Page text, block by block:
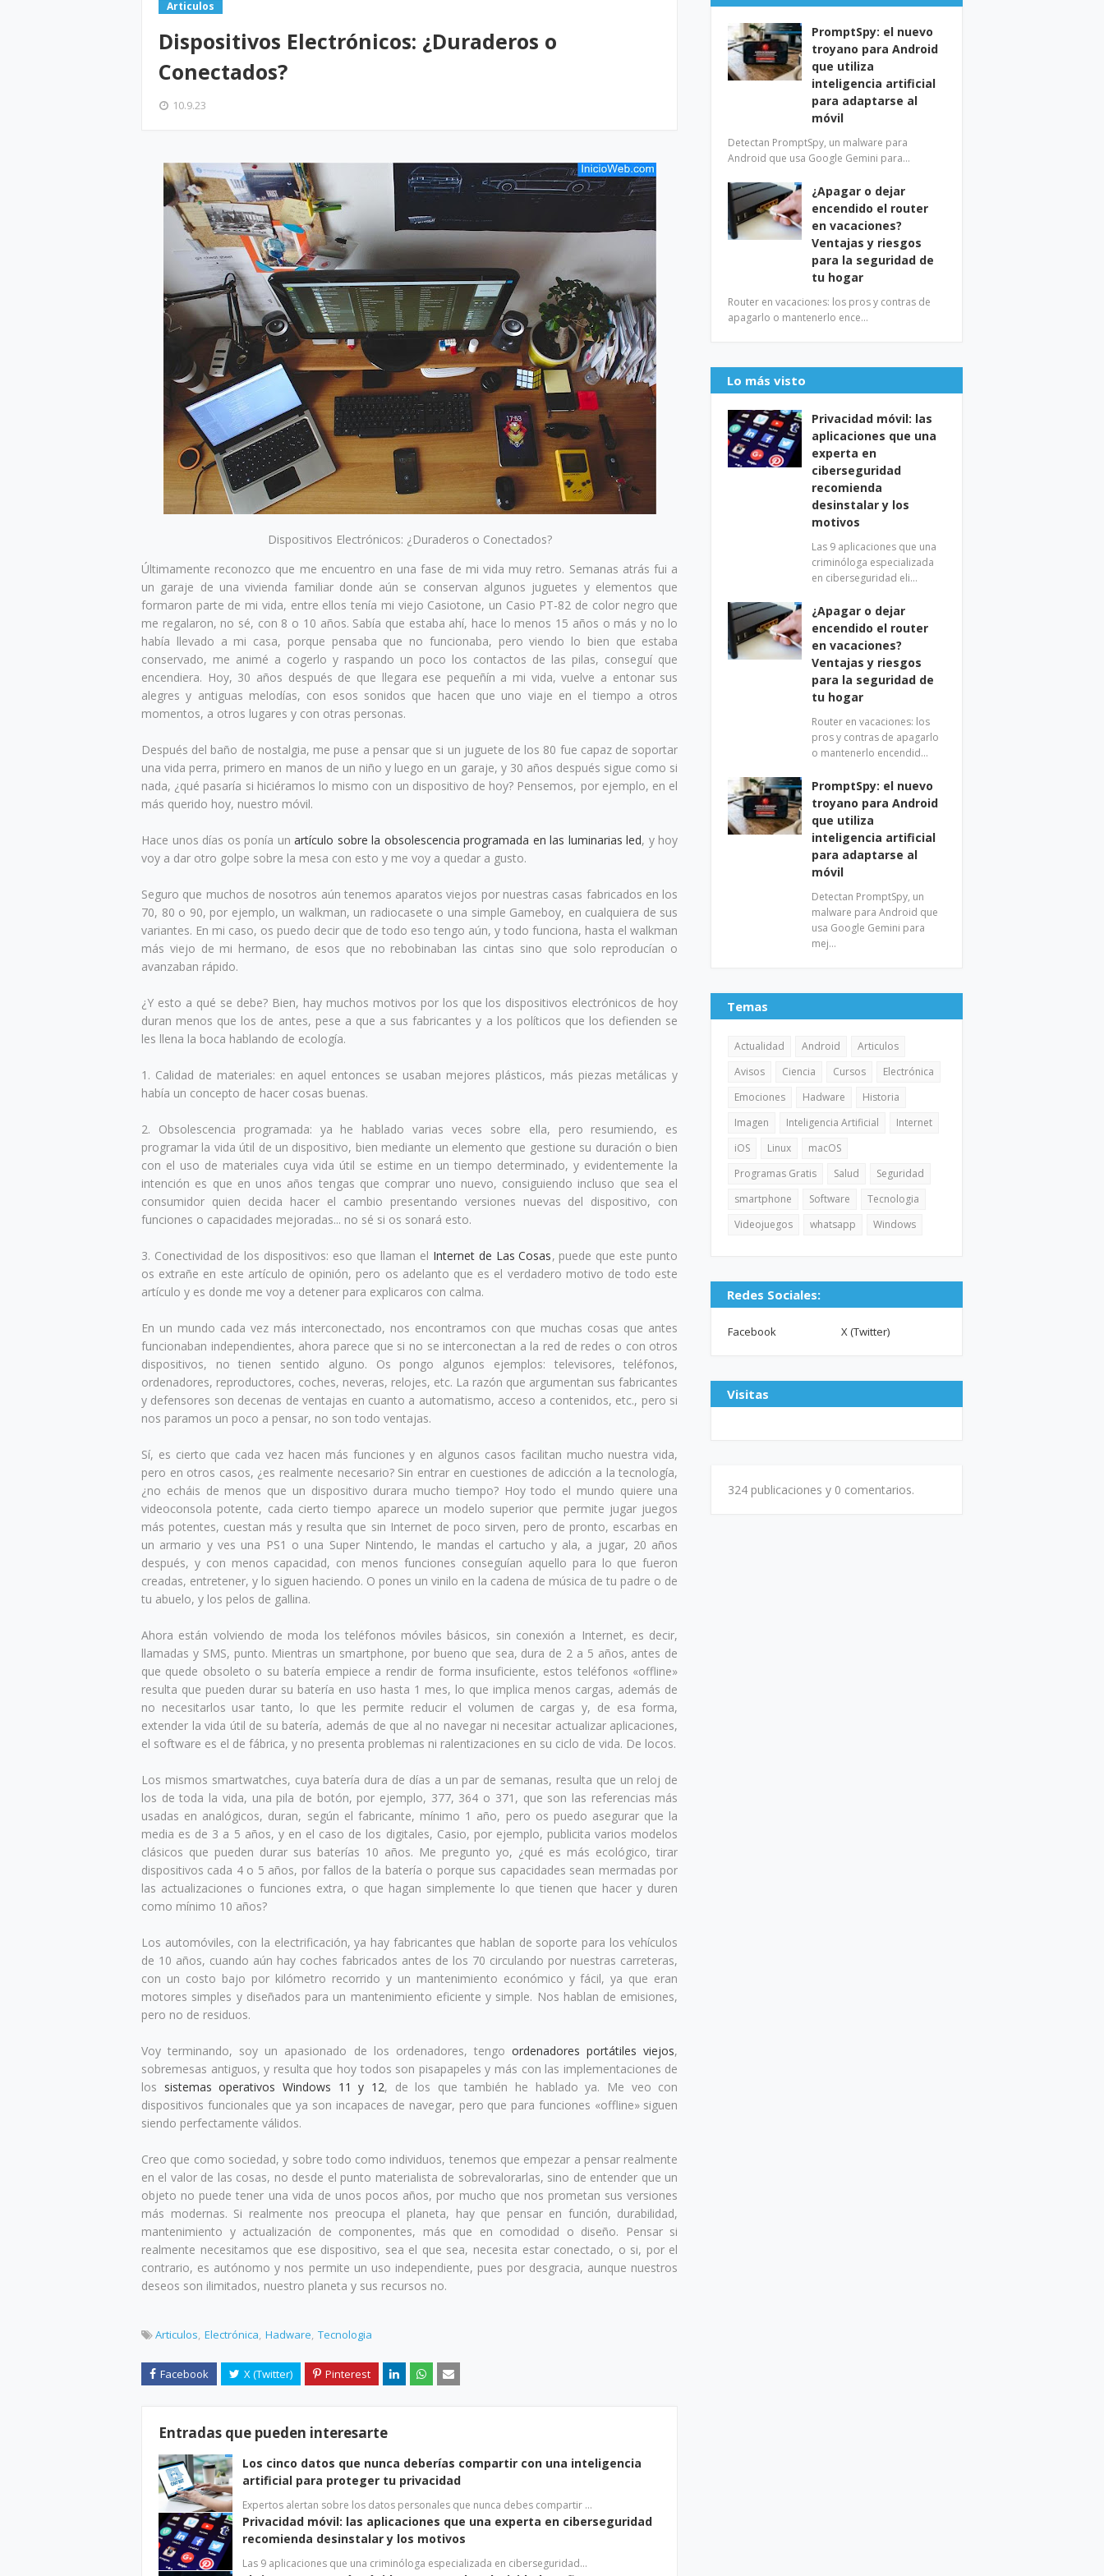
Articulos
Dispositivos Electrónicos: ¿Duraderos o
Conectados?
10.9.23
Dispositivos Electrónicos: ¿Duraderos o Conectados?
Últimamente reconozco que me encuentro en una fase de mi vida muy retro. Semanas atrás fui a
un garaje de una vivienda familiar donde aún se conservan algunos juguetes y elementos que
formaron parte de mi vida, entre ellos tenía mi viejo Casiotone, un Casio PT-82 de color negro que
me regalaron, no sé, con 8 o 10 años. Sabía que estaba ahí, hace lo menos 15 años o más y no lo
había llevado a mi casa, porque pensaba que no funcionaba, pero viendo lo bien que estaba
conservado, me animé a cogerlo y raspando un poco los contactos de las pilas, conseguí que
encendiera. Hoy, 30 años después de que llegara ese pequeñín a mi vida, vuelve a entonar sus
alegres y antiguas melodías, con esos sonidos que hacen que uno viaje en el tiempo a otros
momentos, a otros lugares y con otras personas.
Después del baño de nostalgia, me puse a pensar que si un juguete de los 80 fue capaz de soportar
una vida perra, primero en manos de un niño y luego en un garaje, y 30 años después sigue como si
nada, ¿qué pasaría si hiciéramos lo mismo con un dispositivo de hoy? Pensemos, por ejemplo, en el
más querido hoy, nuestro móvil.
Hace unos días os ponía unartículo sobre la obsolescencia programada en las luminarias led, y hoy
voy a dar otro golpe sobre la mesa con esto y me voy a quedar a gusto.
Seguro que muchos de nosotros aún tenemos aparatos viejos por nuestras casas fabricados en los
70, 80 o 90, por ejemplo, un walkman, un radiocasete o una simple Gameboy, en cualquiera de sus
variantes. En mi caso, os puedo decir que de todo eso tengo aún, y todo funciona, hasta el walkman
más viejo de mi hermano, de esos que no rebobinaban las cintas sino que solo reproducían o
avanzaban rápido.
¿Y esto a qué se debe? Bien, hay muchos motivos por los que los dispositivos electrónicos de hoy
duran menos que los de antes, pese a que a sus fabricantes y a los políticos que los defienden se
les llena la boca hablando de ecología.
1. Calidad de materiales: en aquel entonces se usaban mejores plásticos, más piezas metálicas y
había un concepto de hacer cosas buenas.
2. Obsolescencia programada: ya he hablado varias veces sobre ella, pero resumiendo, es
programar la vida útil de un dispositivo, bien mediante un elemento que gestione su duración o bien
con el uso de materiales cuya vida útil se estime en un tiempo determinado, y evidentemente la
intención es que en unos años tengas que comprar uno nuevo, consiguiendo incluso que sea el
consumidor quien decida hacer el cambio presentando versiones nuevas del dispositivo, con
funciones o capacidades mejoradas... no sé si os sonará esto.
3. Conectividad de los dispositivos: eso que llaman el Internet de Las Cosas, puede que este punto
os extrañe en este artículo de opinión, pero os adelanto que es el verdadero motivo de todo este
artículo y es donde me voy a detener para explicaros con calma.
En un mundo cada vez más interconectado, nos encontramos con que muchas cosas que antes
funcionaban independientes, ahora parece que si no se interconectan a la red de redes o con otros
dispositivos, no tienen sentido alguno. Os pongo algunos ejemplos: televisores, teléfonos,
ordenadores, reproductores, coches, neveras, relojes, etc. La razón que argumentan sus fabricantes
y defensores son decenas de ventajas en cuanto a automatismo, acceso a contenidos, etc., pero si
nos paramos un poco a pensar, no son todo ventajas.
Sí, es cierto que cada vez hacen más funciones y en algunos casos facilitan mucho nuestra vida,
pero en otros casos, ¿es realmente necesario? Sin entrar en cuestiones de adicción a la tecnología,
¿no echáis de menos que un dispositivo durara mucho tiempo? Hoy todo el mundo quiere una
videoconsola potente, cada cierto tiempo aparece un modelo superior que permite jugar juegos
más potentes, cuestan más y resulta que sin Internet de poco sirven, pero de pronto, escarbas en
un armario y ves una PS1 o una Super Nintendo, le mandas el cartucho y ala, a jugar, 20 años
después, y con menos capacidad, con menos funciones conseguían aquello para lo que fueron
creadas, entretener, y lo siguen haciendo. O pones un vinilo en la cadena de música de tu padre o de
tu abuelo, y los pelos de gallina.
Ahora están volviendo de moda los teléfonos móviles básicos, sin conexión a Internet, es decir,
llamadas y SMS, punto. Mientras un smartphone, por bueno que sea, dura de 2 a 5 años, antes de
que quede obsoleto o su batería empiece a rendir de forma insuficiente, estos teléfonos «offline»
resulta que pueden durar su batería en uso hasta 1 mes, lo que implica menos cargas, además de
no necesitarlos usar tanto, lo que les permite reducir el volumen de cargas y, de esa forma,
extender la vida útil de su batería, además de que al no navegar ni necesitar actualizar aplicaciones,
el software es el de fábrica, y no presenta problemas ni ralentizaciones en su ciclo de vida. De locos.
Los mismos smartwatches, cuya batería dura de días a un par de semanas, resulta que un reloj de
los de toda la vida, una pila de botón, por ejemplo, 377, 364 o 371, que son las referencias más
usadas en analógicos, duran, según el fabricante, mínimo 1 año, pero os puedo asegurar que la
media es de 3 a 5 años, y en el caso de los digitales, Casio, por ejemplo, publicita varios modelos
clásicos que pueden durar sus baterías 10 años. Me pregunto yo, ¿qué es más ecológico, tirar
dispositivos cada 4 o 5 años, por fallos de la batería o porque sus capacidades sean mermadas por
las actualizaciones o funciones extra, o que hagan simplemente lo que tienen que hacer y duren
como mínimo 10 años?
Los automóviles, con la electrificación, ya hay fabricantes que hablan de soporte para los vehículos
de 10 años, cuando aún hay coches fabricados antes de los 70 circulando por nuestras carreteras,
con un costo bajo por kilómetro recorrido y un mantenimiento económico y fácil, ya que eran
motores simples y diseñados para un mantenimiento eficiente y simple. Nos hablan de emisiones,
pero no de residuos.
Voy terminando, soy un apasionado de los ordenadores, tengoordenadores portátiles viejos,
sobremesas antiguos, y resulta que hoy todos son pisapapeles y más con las implementaciones de
los sistemas operativos Windows 11 y 12, de los que también he hablado ya. Me veo con
dispositivos funcionales que ya son incapaces de navegar, pero que para funciones «offline» siguen
siendo perfectamente válidos.
Creo que como sociedad, y sobre todo como individuos, tenemos que empezar a pensar realmente
en el valor de las cosas, no desde el punto materialista de sobrevalorarlas, sino de entender que un
objeto no puede tener una vida de unos pocos años, por mucho que nos prometan sus versiones
más modernas. Si realmente nos preocupa el planeta, hay que pensar en función, durabilidad,
mantenimiento y actualización de componentes, más que en comodidad o diseño. Pensar si
realmente necesitamos que ese dispositivo, sea el que sea, necesita estar conectado, o si, por el
contrario, es autónomo y nos permite un uso independiente, pues por desgracia, aunque nuestros
deseos son ilimitados, nuestro planeta y sus recursos no.
Articulos Electrónica Hadware Tecnologia
Entradas que pueden interesarte
Los cinco datos que nunca deberías compartir con una inteligencia
artificial para proteger tu privacidad
Expertos alertan sobre los datos personales que nunca debes compartir …
Privacidad móvil: las aplicaciones que una experta en ciberseguridad
recomienda desinstalar y los motivos
Las 9 aplicaciones que una criminóloga especializada en ciberseguridad…
PromptSpy: el nuevo
troyano para Android
que utiliza
inteligencia artificial
para adaptarse al
móvil
Detectan PromptSpy, un malware para
Android que usa Google Gemini para…
¿Apagar o dejar
encendido el router
en vacaciones?
Ventajas y riesgos
para la seguridad de
tu hogar
Router en vacaciones: los pros y contras de
apagarlo o mantenerlo ence…
Lo más visto
Privacidad móvil: las
aplicaciones que una
experta en
ciberseguridad
recomienda
desinstalar y los
motivos
Las 9 aplicaciones que una
criminóloga especializada
en ciberseguridad eli…
¿Apagar o dejar
encendido el router
en vacaciones?
Ventajas y riesgos
para la seguridad de
tu hogar
Router en vacaciones: los
pros y contras de apagarlo
o mantenerlo encendid…
PromptSpy: el nuevo
troyano para Android
que utiliza
inteligencia artificial
para adaptarse al
móvil
Detectan PromptSpy, un
malware para Android que
usa Google Gemini para
mej…
Temas
Actualidad Android
Articulos
Avisos
Ciencia Cursos
Electrónica
Emociones
Hadware
Historia
Imagen
Inteligencia Artificial
Internet
iOS
Linux
macOS
Programas Gratis
Salud
Seguridad
smartphone
Software
Tecnologia
Videojuegos
whatsapp Windows
Redes Sociales:
Facebook X (Twitter)
Visitas
324 publicaciones y 0 comentarios.